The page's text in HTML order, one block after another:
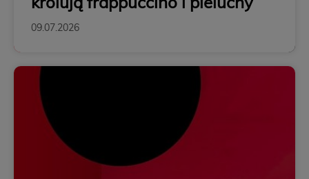
09.07.2026